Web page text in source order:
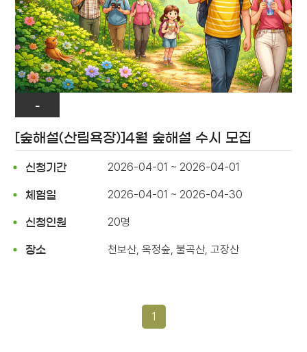
-
[숲해설(산림욕장)]4월 숲해설 수시 모집
신청기간 2026-04-01 ~ 2026-04-01
체험일 2026-04-01 ~ 2026-04-30
신청인원 20명
장소 천보산, 옥정숲, 불곡산, 고장산
1